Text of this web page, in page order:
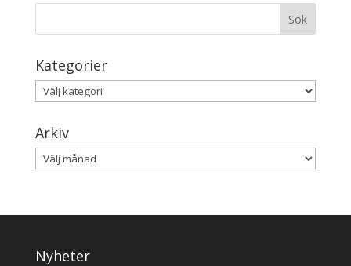
Kategorier
Kategorier
Arkiv
Arkiv
Nyheter